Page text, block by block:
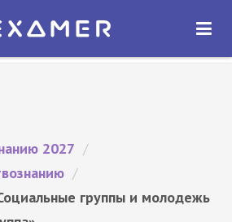
ЕГЭ 2027
ОТКРЫТЬ
2027 /
/
группы и молодежь